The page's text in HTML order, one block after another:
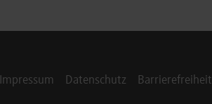
Impressum Datenschutz Barrierefreiheit